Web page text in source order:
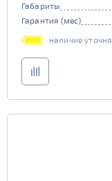
Габариты
Гарантия (мес)
наличие